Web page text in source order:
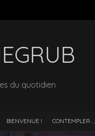
du quotidien
BIENVENUE ! CONTEMPLER …